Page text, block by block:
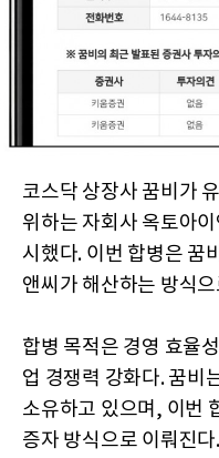
코스닥 상장사 꿈비가
위하는 자회사 옥토아
시했다. 이번 합병은 꿈
앤씨가 해산하는 방식
합병 목적은 경영 효율
업 경쟁력 강화다. 꿈비
소유하고 있으며, 이번
증자 방식으로 이뤄진다.